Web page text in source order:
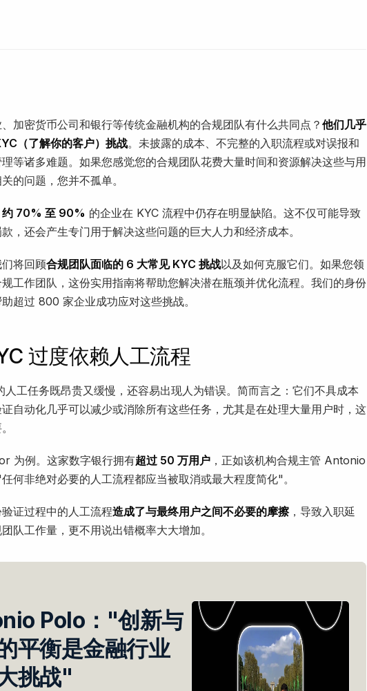
加密货币公司和银行等传统金融机构的合规团队有什么共同点？ 他们几乎
（了解你的客户）挑战。未披露的成本、不完整的入职流程或对误报和
等诸多难题。如果您感觉您的合规团队花费大量时间和资源解决这些与用
的问题，您并不孤单。
约 70% 至 90% 的企业在 KYC 流程中仍存在明显缺陷。这不仅可能导致
，还会产生专门用于解决这些问题的巨大人力和经济成本。
将回顾合规团队面临的 6 大常见 KYC 挑战以及如何克服它们。如果您领
工作团队，这份实用指南将帮助您解决潜在瓶颈并优化流程。我们的身份
超过 800 家企业成功应对这些挑战。
过度依赖人工流程
人工任务既昂贵又缓慢，还容易出现人为错误。简而言之：它们不具成本
自动化几乎可以减少或消除所有这些任务，尤其是在处理大量用户时，这
为例。这家数字银行拥有超过 50 万用户 ，正如该机构合规主管 Antonio
何非绝对必要的人工流程都应当被取消或最大程度简化"。
证过程中的人工流程造成了与最终用户之间不必要的摩擦，导致入职延
队工作量，更不用说出错概率大大增加。
Polo："创新与
平衡是金融行业
挑战"